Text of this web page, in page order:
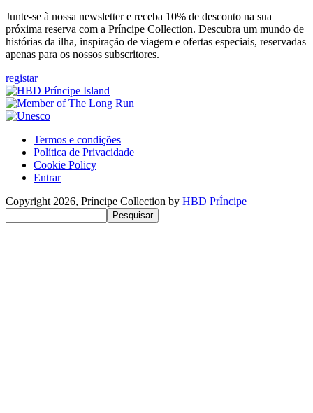
Junte-se à nossa newsletter e receba 10% de desconto na sua
próxima reserva com a Príncipe Collection. Descubra um mundo de
histórias da ilha, inspiração de viagem e ofertas especiais, reservadas
apenas para os nossos subscritores.
registar
Benutzermenü
Termos e condições
Política de Privacidade
Cookie Policy
Entrar
Copyright 2026, Príncipe Collection by HBD PrÍncipe